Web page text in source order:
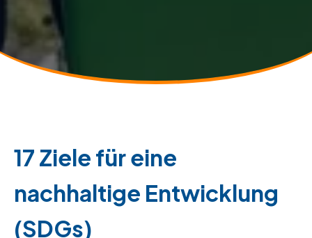
17 Ziele für eine
nachhaltige Entwicklung
(SDGs)